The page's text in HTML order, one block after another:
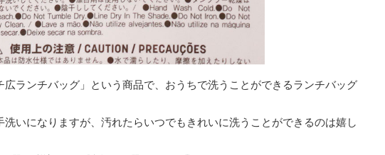
広ランチバッグ」という商品で、おうちで洗うことができるランチバッグ
いになりますが、汚れたらいつでもきれいに洗うことができるのは嬉し